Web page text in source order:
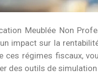
Meublée Non
impact sur la
ces régimes fiscaux,
des outils de